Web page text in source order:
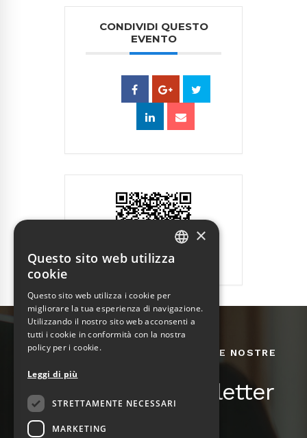
CONDIVIDI QUESTO
EVENTO
RIMANI AGGIORNATO SU TUTTE LE NOSTRE
Iscriviti alla newsletter
×
Questo sito web utilizza
cookie
Questo sito web utilizza i cookie per
migliorare la tua esperienza di navigazione.
Utilizzando il nostro sito web acconsenti a
tutti i cookie in conformità con la nostra
policy per i cookie.
Leggi di più
STRETTAMENTE NECESSARI
MARKETING